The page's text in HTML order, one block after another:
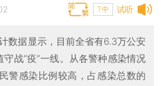
试听
T中
数据显示，目前全省有6.3万公安
战“疫”一线。从各警种感染情况
警感染比例较高，占感染总数的